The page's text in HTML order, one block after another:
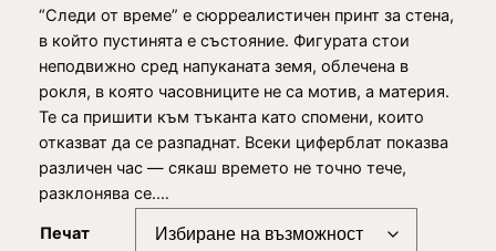
i
c
e
r
a
g
“Следи от време” е сюрреалистичен принт за стена,
в който пустинята е състояние. Фигурата стои
неподвижно сред напуканата земя, облечена в
рокля, в която часовниците не са мотив, а материя.
Те са пришити към тъканта като спомени, които
отказват да се разпаднат. Всеки циферблат показва
различен час — сякаш времето не точно тече,
разклонява се.…
Печат